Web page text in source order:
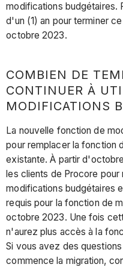
modifications budgétaires.
d'un (1) an pour terminer
octobre 2023.
COMBIEN DE
CONTINUER À
MODIFICATIONS
La nouvelle fonction de
pour remplacer la fonction
existante. À partir
les clients de Procore pour
modifications budgétaires
requis pour la fonction de
octobre 2023. Une fois
n'aurez plus accès à la
Si vous avez des
commence la migration,